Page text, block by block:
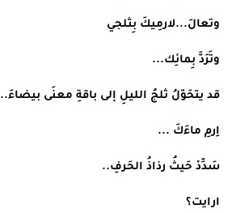
وتعالَ...لارمِيكَ بِثلجي
وتَرَدَّ بِمائِك...
قد يتحَوّلُ ثلجُ الليلِ إلى باقةِ معنَى بيضاءَ..
اِرمِ ماءَكَ ...
سَدِّدْ حَيثُ رذاذُ الحَرفِ..
ارايت؟